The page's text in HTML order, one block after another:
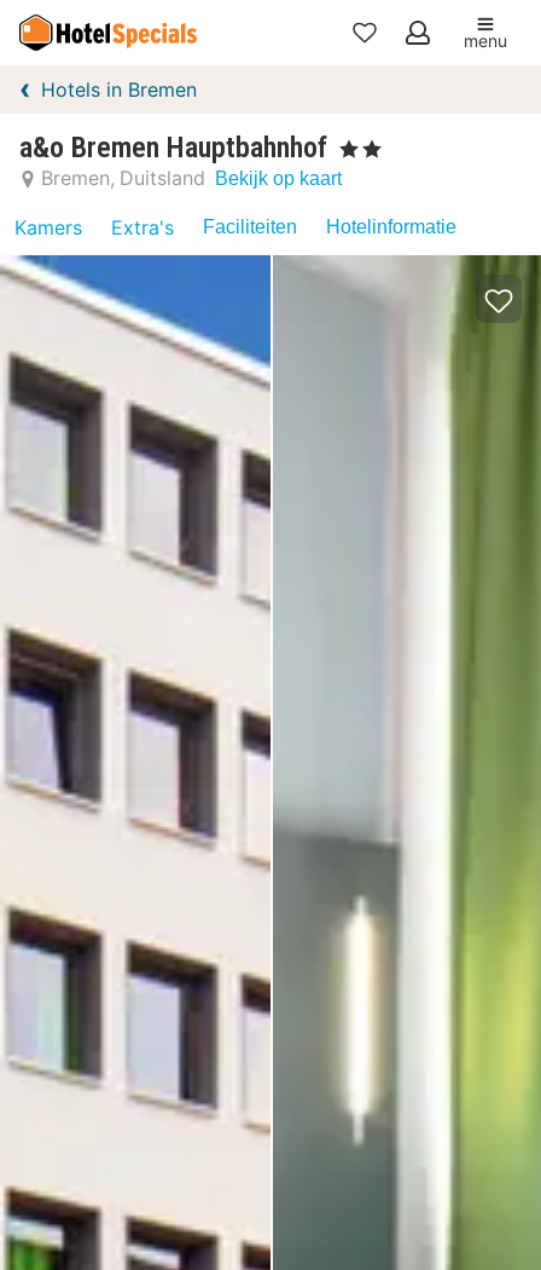
Mijn
menu
Hotels in Bremen
a&o Bremen Hauptbahnhof , 2 Sterren
Bremen Duitsland Bekijk op kaart
Kamers Extra's Faciliteiten Hotelinformatie